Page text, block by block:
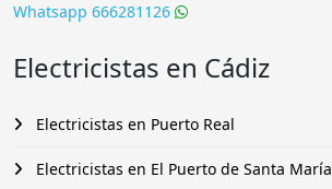
Whatsapp 666281126
Electricistas en Cádiz
Electricistas en Puerto Real
Electricistas en El Puerto de Santa María